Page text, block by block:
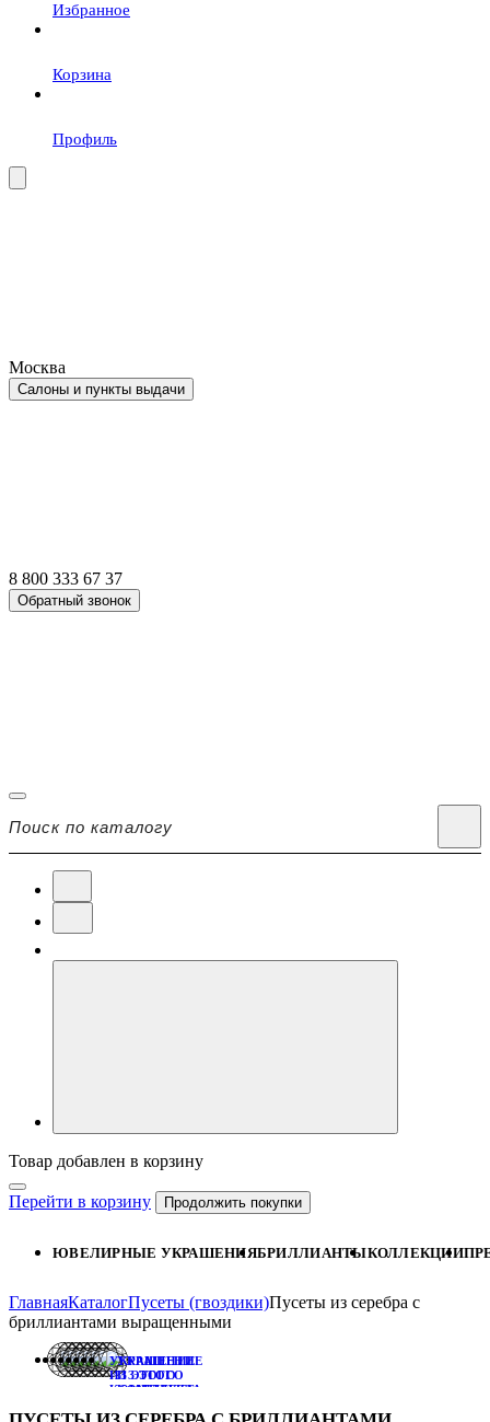
Избранное
Корзина
Профиль
Москва
Салоны и пункты выдачи
8 800 333 67 37
Обратный звонок
Товар добавлен в корзину
Перейти в корзину Продолжить покупки
ЮВЕЛИРНЫЕ УКРАШЕНИЯБРИЛЛИАНТЫКОЛЛЕКЦИИ
ГлавнаяКаталогПусеты (гвоздики)Пусеты из серебра с
бриллиантами выращенными
УКРАШЕНИЕ
ИЗ ЭТОГО
КОМПЛЕКТА:
УКРАШЕНИЕ
ИЗ ЭТОГО
КОМПЛЕКТА: